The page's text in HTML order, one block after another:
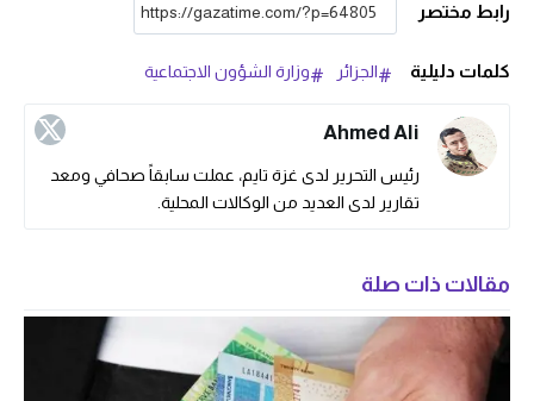
رابط مختصر
كلمات دليلية الجزائر وزارة الشؤون الاجتماعية
Ahmed Ali
رئيس التحرير لدى غزة تايم، عملت سابقاً صحافي ومعد
تقارير لدى العديد من الوكالات المحلية.
مقالات ذات صلة